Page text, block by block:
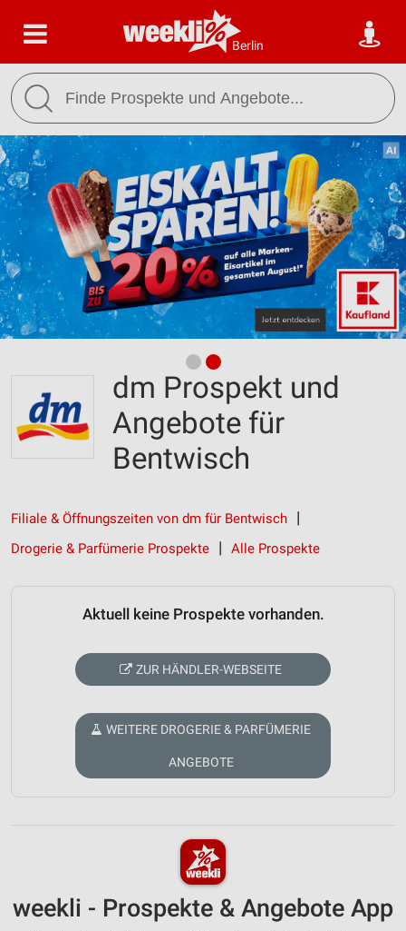
Berlin
dm Prospekt und
Angebote für
Bentwisch
Filiale & Öffnungszeiten von dm für Bentwisch
Drogerie & Parfümerie Prospekte
Alle Prospekte
Aktuell keine Prospekte vorhanden.
ZUR HÄNDLER-WEBSEITE
WEITERE DROGERIE & PARFÜMERIE
ANGEBOTE
weekli - Prospekte & Angebote App